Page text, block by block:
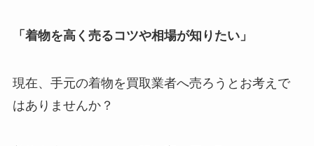
「着物を高く売るコツや相場が知りたい」
現在、手元の着物を買取業者へ売ろうとお考えで
はありませんか？